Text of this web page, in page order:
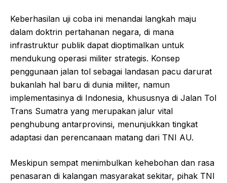
Keberhasilan uji coba ini menandai langkah maju
dalam doktrin pertahanan negara, di mana
infrastruktur publik dapat dioptimalkan untuk
mendukung operasi militer strategis. Konsep
penggunaan jalan tol sebagai landasan pacu darurat
bukanlah hal baru di dunia militer, namun
implementasinya di Indonesia, khususnya di Jalan Tol
Trans Sumatra yang merupakan jalur vital
penghubung antarprovinsi, menunjukkan tingkat
adaptasi dan perencanaan matang dari TNI AU.
Meskipun sempat menimbulkan kehebohan dan rasa
penasaran di kalangan masyarakat sekitar, pihak TNI